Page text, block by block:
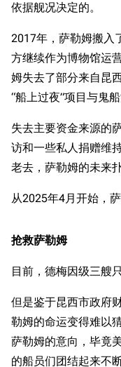
依据舰况决定的。
2017年，萨勒姆搬入
方继续作为博物馆运
姆失去了部分来自昆
“船上过夜”项目与鬼船
失去主要资金来源的
访和一些私人捐赠维
老去，萨勒姆的未来
从2025年4月开始，
抢救萨勒姆
目前，德梅因级三艘
但是鉴于昆西市政府
勒姆的命运变得难以
萨勒姆的意向，毕竟
的船员们团结起来不